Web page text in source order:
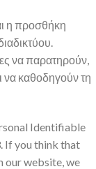
η προσθήκη
να παρατηρούν,
να καθοδηγούν τη
Identifiable
If you think that
our website, we